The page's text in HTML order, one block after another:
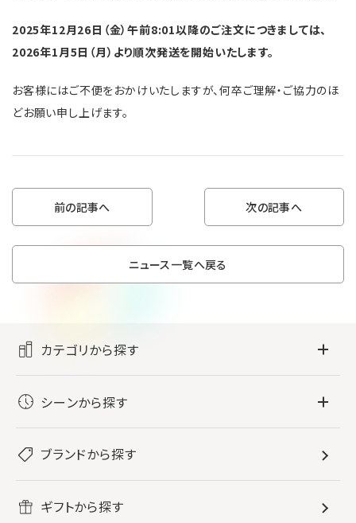
2025年12月26日（金）午前8:01以降のご注文につきましては、
2026年1月5日（月）より順次発送を開始いたします。
お客様にはご不便をおかけいたしますが、何卒ご理解・ご協力のほ
どお願い申し上げます。
前の記事へ
ニュース一覧へ戻る
次の記事へ
カテゴリから探す
レディース香水
メンズ香水
ボディミスト・スプレー
バス・ボディケア
すべてのバス・ボディケア
ボディ・ハンドクリーム
入浴剤
ホームフレグランス
ルームフレグランス
シーンから探す
リフレッシュしたい
ブランドから探す
ギフトから探す